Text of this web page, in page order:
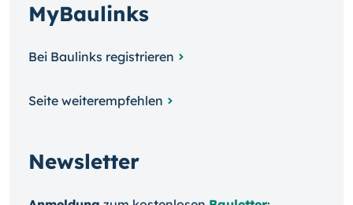
MyBaulinks
Bei Baulinks registrieren
Seite weiterempfehlen
Newsletter